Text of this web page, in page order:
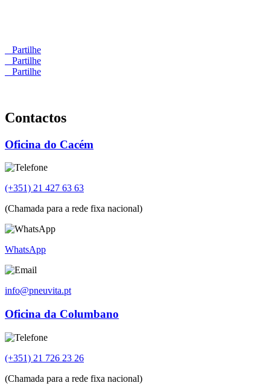
Partilhe
Partilhe
Partilhe
Contactos
Oficina do Cacém
(+351) 21 427 63 63
(Chamada para a rede fixa nacional)
WhatsApp
info@pneuvita.pt
Oficina da Columbano
(+351) 21 726 23 26
(Chamada para a rede fixa nacional)